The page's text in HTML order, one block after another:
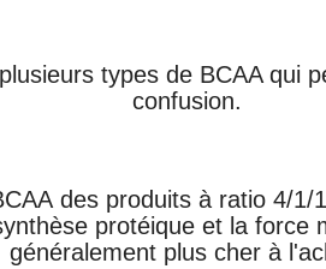
types de BCAA qui
confusion.
des produits à ratio 4/1/
protéique et la force
généralement plus cher à